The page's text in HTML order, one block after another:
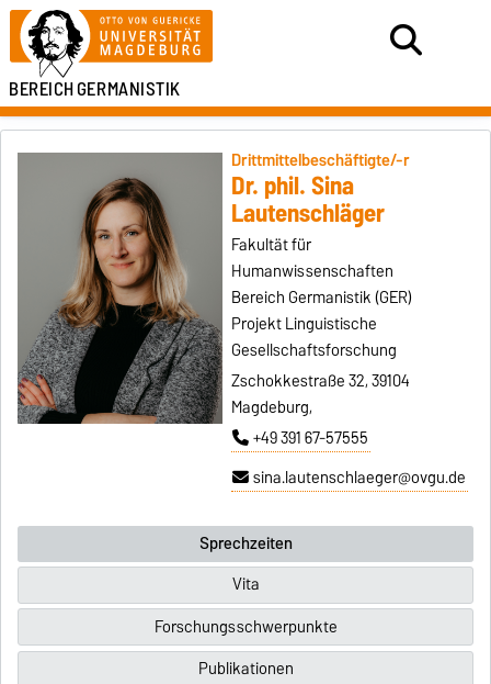
BEREICHGERMANISTIK
Drittmittelbeschäftigte/-r
Dr. phil. Sina
Lautenschläger
Fakultät für
Humanwissenschaften
Bereich Germanistik (GER)
Projekt Linguistische
Gesellschaftsforschung
Zschokkestraße 32, 39104
Magdeburg,
+49 391 67-57555
sina.lautenschlaeger@ovgu.de
Sprechzeiten
Vita
Forschungsschwerpunkte
Publikationen